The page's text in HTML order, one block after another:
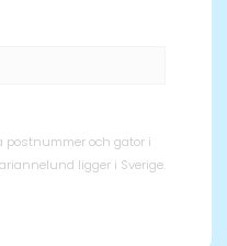
postnummer och gator i
ligger i Sverige.